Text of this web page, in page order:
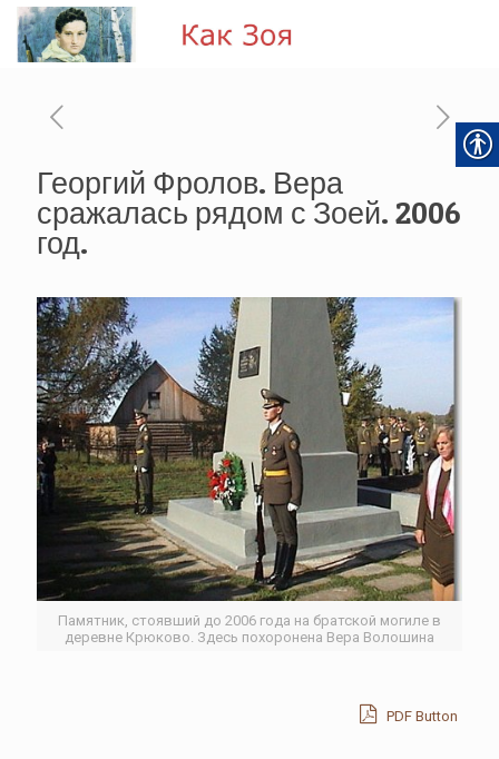
Георгий Фролов. Вера
сражалась рядом с Зоей. 2006
год.
Памятник, стоявший до 2006 года на братской могиле в
деревне Крюково. Здесь похоронена Вера Волошина
PDF Button